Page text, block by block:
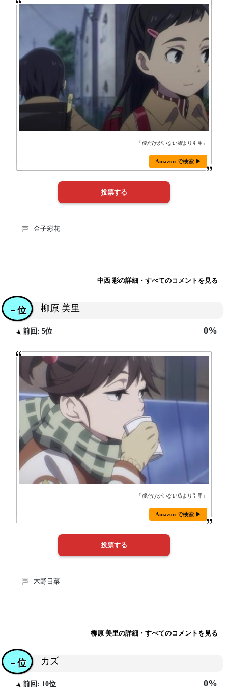
「僕だけがいない街より引用」
Amazon で検索 ▶
声 - 金子彩花
中西 彩の詳細・すべてのコメントを見る
柳原 美里
－位
前回: 5位 0%
「僕だけがいない街より引用」
Amazon で検索 ▶
声 - 木野日菜
柳原 美里の詳細・すべてのコメントを見る
カズ
－位
前回: 10位 0%